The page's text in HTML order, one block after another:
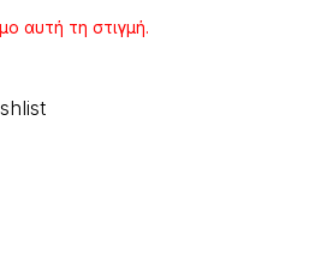
αυτή τη στιγμή.